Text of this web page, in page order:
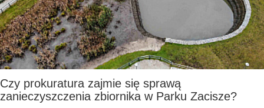
Czy prokuratura zajmie się sprawą
zanieczyszczenia zbiornika w Parku Zacisze?